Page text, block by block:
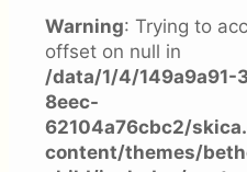
Warning: Trying to
offset on null in
/data/1/4/149a9a91-
8eec-
62104a76cbc2/
content/themes/